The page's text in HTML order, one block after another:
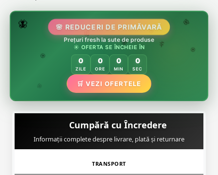
🌸
🌸
🌿
🌸
🏵️
🌷
🦋 🌸 REDUCERI DE PRIMĂVARĂ
Prețuri fresh la sute de produse
☀️ OFERTA SE ÎNCHEIE ÎN
0
ZILE
0
ORE
0
MIN
0
SEC
🛒 VEZI OFERTELE
Cumpără cu Încredere
Informații complete despre livrare, plată și returnare
TRANSPORT